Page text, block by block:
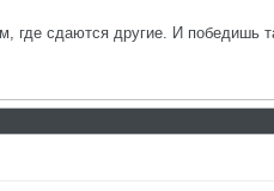
где сдаются другие. И победишь